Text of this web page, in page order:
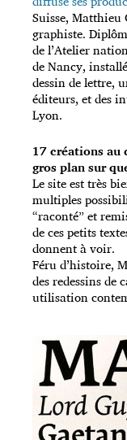
Suisse, Matthieu
graphiste.
de l’Atelier
de Nancy,
dessin de lettre,
éditeurs, et des
Lyon.
17 créations
gros plan sur
Le site est très
multiples
“raconté” et
de ces petits
donnent à voir.
Féru d’histoire,
des redessins de
utilisation